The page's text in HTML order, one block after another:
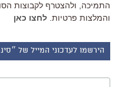
התמיכה, ולהצטרף לקבוצות
והמלצות פרטיות. לחצו כאן
הירשמו לעדכוני המייל של